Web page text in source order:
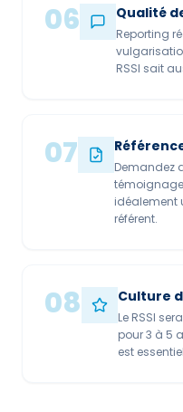
06 Qualité
Reporting
RSSI sait
07
Demandez
idéalement
référent.
08 Culture
Le RSSI
pour 3 à 5
est